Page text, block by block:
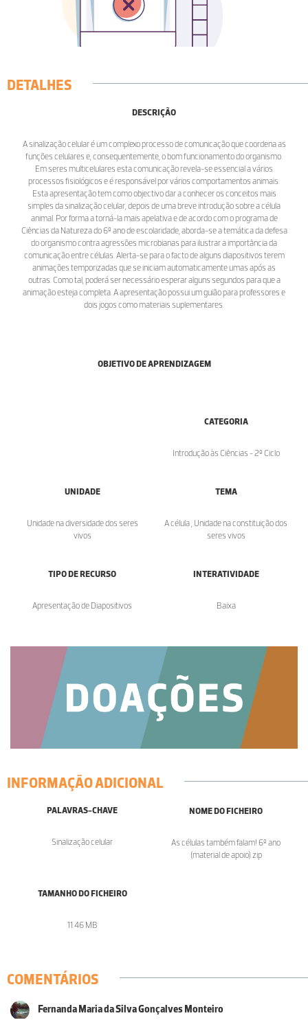
DETALHES
DESCRIÇÃO
A sinalização celular é um complexo processo de comunicação que coordena as
funções celulares e, consequentemente, o bom funcionamento do organismo.
Em seres multicelulares esta comunicação revela-se essencial a vários
processos fisiológicos e é responsável por vários comportamentos animais.
Esta apresentação tem como objectivo dar a conhecer os conceitos mais
simples da sinalização celular, depois de uma breve introdução sobre a célula
animal. Por forma a torná-la mais apelativa e de acordo com o programa de
Ciências da Natureza do 6º ano de escolaridade, aborda-se a temática da defesa
do organismo contra agressões microbianas para ilustrar a importância da
comunicação entre células. Alerta-se para o facto de alguns diapositivos terem
animações temporizadas que se iniciam automaticamente umas após as
outras. Como tal, poderá ser necessário esperar alguns segundos para que a
animação esteja completa. A apresentação possui um guião para professores e
dois jogos como materiais suplementares.
OBJETIVO DE APRENDIZAGEM
CATEGORIA
Introdução às Ciências - 2º Ciclo
UNIDADE
Unidade na diversidade dos seres
vivos
TEMA
A célula , Unidade na constituição dos
seres vivos
TIPO DE RECURSO
Apresentação de Diapositivos
INTERATIVIDADE
Baixa
INFORMAÇÃO ADICIONAL
PALAVRAS-CHAVE
Sinalização celular
NOME DO FICHEIRO
As células também falam! 6º ano
(material de apoio).zip
TAMANHO DO FICHEIRO
11.46 MB
COMENTÁRIOS
Fernanda Maria da Silva Gonçalves Monteiro